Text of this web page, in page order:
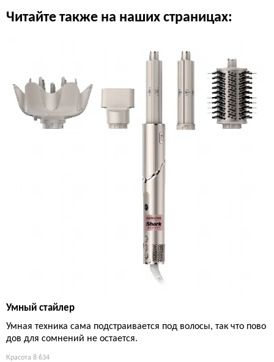
Читайте также на наших страницах:
Умный стайлер
Умная техника сама подстраивается под волосы, так что пово
дов для сомнений не остается.
Красота 8 634